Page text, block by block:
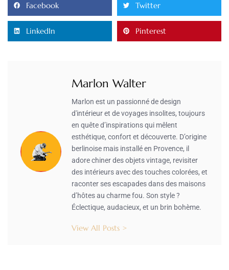
Facebook Twitter
LinkedIn Pinterest
Marlon Walter
Marlon est un passionné de design
d'intérieur et de voyages insolites, toujours
en quête d’inspirations qui mêlent
esthétique, confort et découverte. D’origine
berlinoise mais installé en Provence, il
adore chiner des objets vintage, revisiter
des intérieurs avec des touches colorées, et
raconter ses escapades dans des maisons
d’hôtes au charme fou. Son style ?
Éclectique, audacieux, et un brin bohème.
View All Posts >